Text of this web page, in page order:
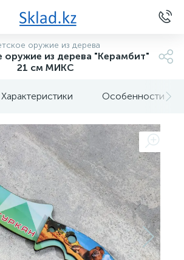
оружие из дерева
оружие из дерева "Керамбит"
21 см МИКС
Характеристики Особенности